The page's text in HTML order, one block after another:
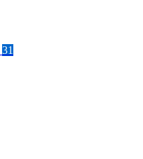
31